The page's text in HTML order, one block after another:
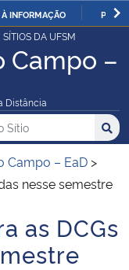
INFORMAÇÃO
SÍTIOS DA UFSM
Campo –
Distância
no no Sítio
Campo – EaD >
nesse semestre
as DCGs